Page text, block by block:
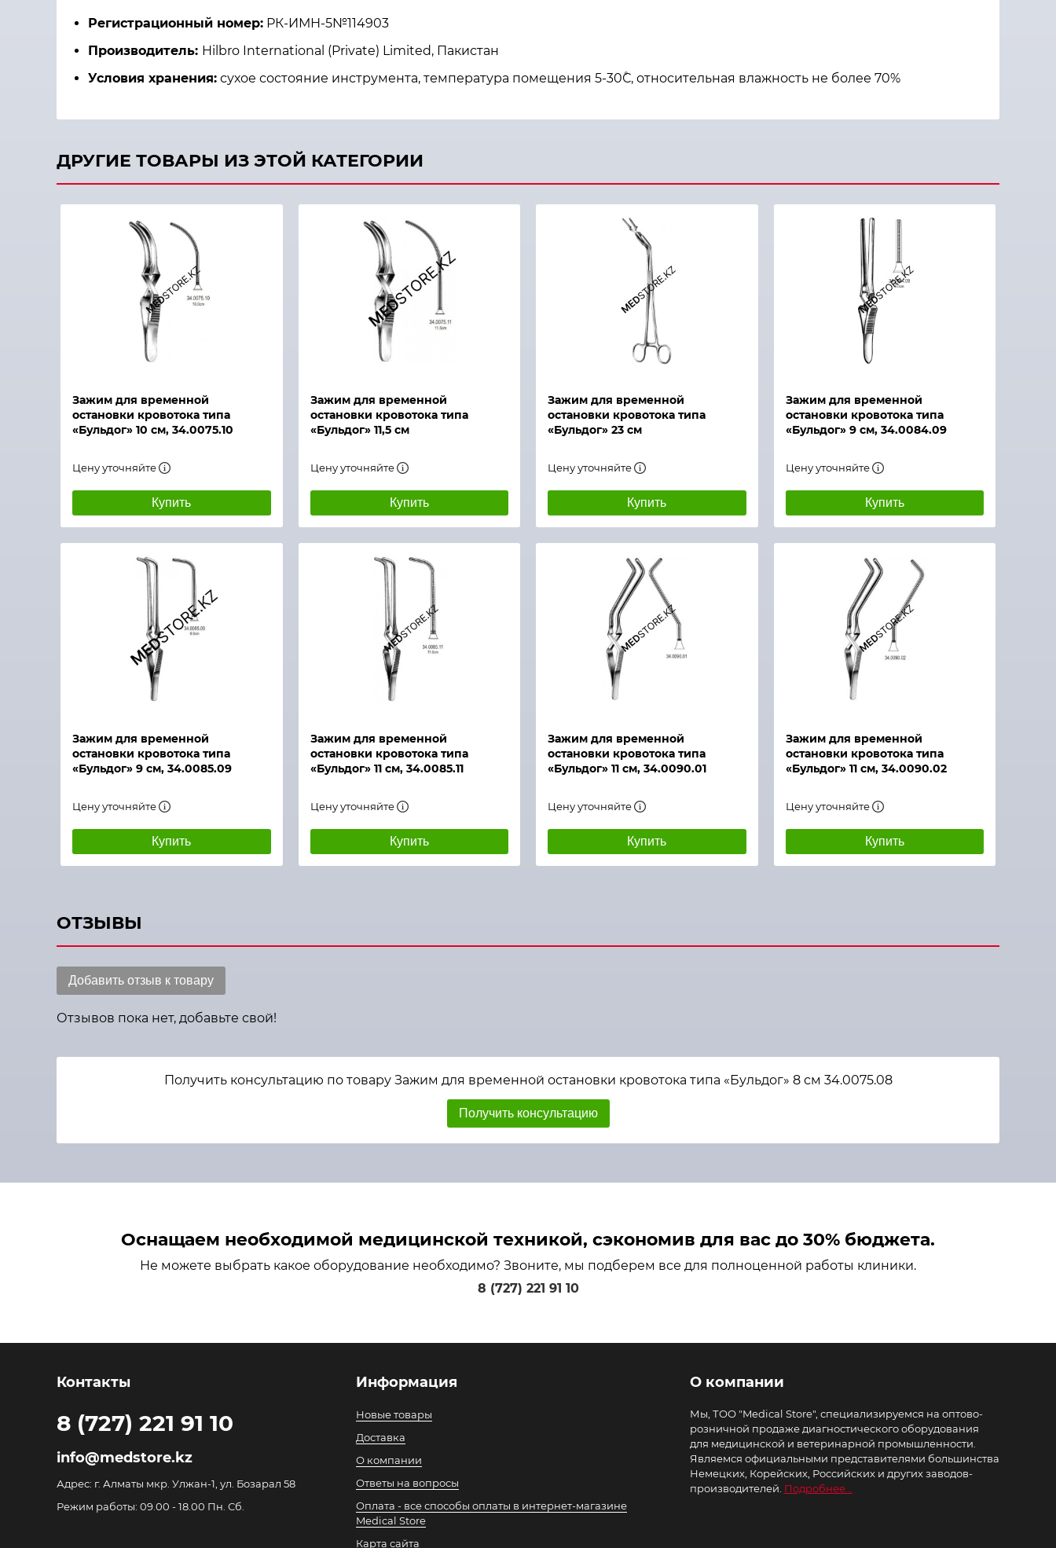
Регистрационный номер: РК-ИМН-5№114903
Производитель: Hilbro International (Private) Limited, Пакистан
Условия хранения: сухое состояние инструмента, температура помещения 5-30˚С, относительная влажность не более 70%
ДРУГИЕ ТОВАРЫ ИЗ ЭТОЙ КАТЕГОРИИ
Зажим для временной
остановки кровотока типа
«Бульдог» 10 см, 34.0075.10
Цену уточняйте
Купить
Быстрый просмотр
Зажим для временной
остановки кровотока типа
«Бульдог» 11,5 см
Цену уточняйте
Купить
Быстрый просмотр
Зажим для временной
остановки кровотока типа
«Бульдог» 23 см
Цену уточняйте
Купить
Быстрый просмотр
Зажим для временной
остановки кровотока типа
«Бульдог» 9 см, 34.0084.09
Цену уточняйте
Купить
Зажим для временной
остановки кровотока типа
«Бульдог» 9 см, 34.0085.09
Цену уточняйте
Купить
Быстрый просмотр
Зажим для временной
остановки кровотока типа
«Бульдог» 11 см, 34.0085.11
Цену уточняйте
Купить
Быстрый просмотр
Зажим для временной
остановки кровотока типа
«Бульдог» 11 см, 34.0090.01
Цену уточняйте
Купить
Быстрый просмотр
Зажим для временной
остановки кровотока типа
«Бульдог» 11 см, 34.0090.02
Цену уточняйте
Купить
ОТЗЫВЫ
Добавить отзыв к товару
Отзывов пока нет, добавьте свой!
Получить консультацию по товару Зажим для временной остановки кровотока типа «Бульдог» 8 см 34.0075.08
Получить консультацию
Оснащаем необходимой медицинской техникой, сэкономив для вас до 30% бюджета.
Не можете выбрать какое оборудование необходимо? Звоните, мы подберем все для полноценной работы клиники.
8 (727) 221 91 10
Контакты
8 (727) 221 91 10
info@medstore.kz
Адрес: г. Алматы мкр. Улжан-1, ул. Бозарал 58
Режим работы: 09.00 - 18.00 Пн. Сб.
Информация
Новые товары
Доставка
О компании
Ответы на вопросы
Оплата - все способы оплаты в интернет-магазине
Medical Store
Карта сайта
О компании
Мы, ТОО "Medical Store", специализируемся на оптово-
розничной продаже диагностического оборудования
для медицинской и ветеринарной промышленности.
Являемся официальными представителями большинства
Немецких, Корейских, Российских и других заводов-
производителей. Подробнее...